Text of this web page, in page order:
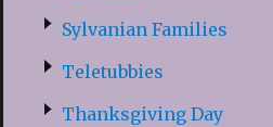
Sylvanian Families
Teletubbies
Thanksgiving Day